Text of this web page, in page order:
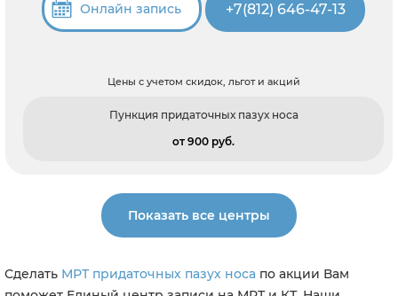
Онлайн запись +7(812) 646-47-13
Цены с учетом скидок, льгот и акций
Пункция придаточных пазух носа
от 900 pуб.
Показать все центры
Сделать МРТ придаточных пазух носа по акции Вам